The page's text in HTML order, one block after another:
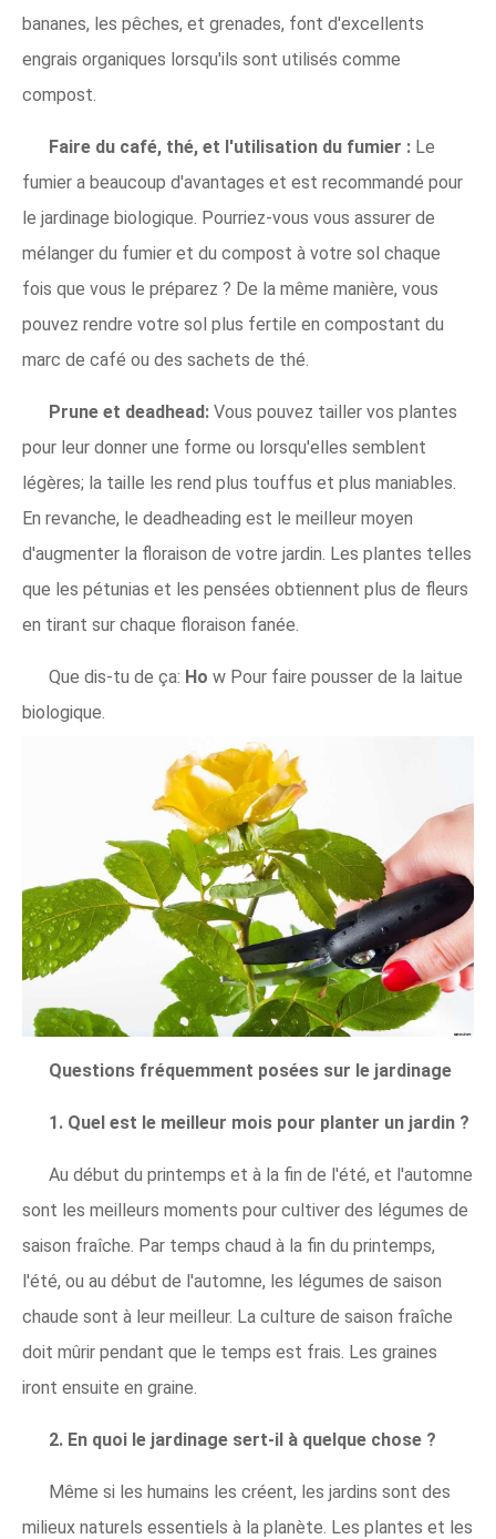
bananes, les pêches, et grenades, font d'excellents
engrais organiques lorsqu'ils sont utilisés comme
compost.
Faire du café, thé, et l'utilisation du fumier : Le
fumier a beaucoup d'avantages et est recommandé pour
le jardinage biologique. Pourriez-vous vous assurer de
mélanger du fumier et du compost à votre sol chaque
fois que vous le préparez ? De la même manière, vous
pouvez rendre votre sol plus fertile en compostant du
marc de café ou des sachets de thé.
Prune et deadhead: Vous pouvez tailler vos plantes
pour leur donner une forme ou lorsqu'elles semblent
légères; la taille les rend plus touffus et plus maniables.
En revanche, le deadheading est le meilleur moyen
d'augmenter la floraison de votre jardin. Les plantes telles
que les pétunias et les pensées obtiennent plus de fleurs
en tirant sur chaque floraison fanée.
Que dis-tu de ça: Ho w Pour faire pousser de la laitue
biologique.
Questions fréquemment posées sur le jardinage
1. Quel est le meilleur mois pour planter un jardin ?
Au début du printemps et à la fin de l'été, et l'automne
sont les meilleurs moments pour cultiver des légumes de
saison fraîche. Par temps chaud à la fin du printemps,
l'été, ou au début de l'automne, les légumes de saison
chaude sont à leur meilleur. La culture de saison fraîche
doit mûrir pendant que le temps est frais. Les graines
iront ensuite en graine.
2. En quoi le jardinage sert-il à quelque chose ?
Même si les humains les créent, les jardins sont des
milieux naturels essentiels à la planète. Les plantes et les